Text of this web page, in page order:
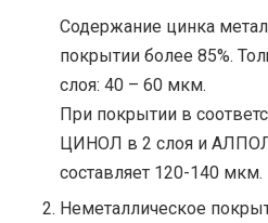
Содержание цинка
покрытии более 85%.
слоя: 40 – 60 мкм.
При покрытии в
ЦИНОЛ в 2 слоя и
составляет 120-140 мкм.
Неметаллическое